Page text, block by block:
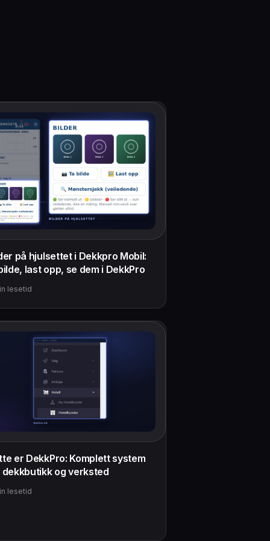
på hjulsettet i Dekkpro Mobil:
last opp, se dem i DekkPro
lesetid
er DekkPro: Komplett system
og verksted
lesetid